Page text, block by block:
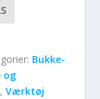
Bukke-
og
,Værktøj